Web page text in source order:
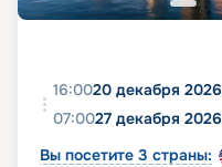
16:0020 декабря 2026
07:0027 декабря 2026
Вы посетите 3 страны: